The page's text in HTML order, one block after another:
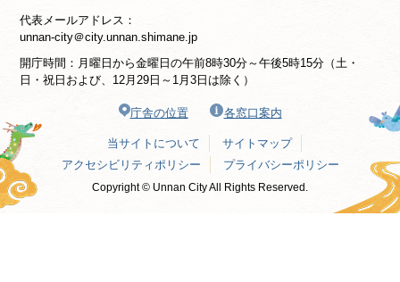
代表メールアドレス：
unnan-city＠city.unnan.shimane.jp
開庁時間：月曜日から金曜日の午前8時30分～午後5時15分（土・
日・祝日および、12月29日～1月3日は除く）
庁舎の位置 各窓口案内
当サイトについて
サイトマップ
アクセシビリティポリシー
プライバシーポリシー
Copyright © Unnan City All Rights Reserved.